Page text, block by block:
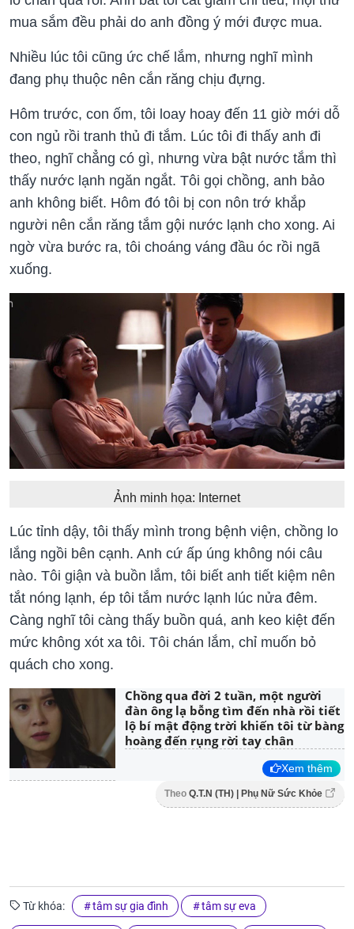
mua sắm đều phải do anh đồng ý mới được mua.
Nhiều lúc tôi cũng ức chế lắm, nhưng nghĩ mình
đang phụ thuộc nên cắn răng chịu đựng.
Hôm trước, con ốm, tôi loay hoay đến 11 giờ mới dỗ
con ngủ rồi tranh thủ đi tắm. Lúc tôi đi thấy anh đi
theo, nghĩ chẳng có gì, nhưng vừa bật nước tắm thì
thấy nước lạnh ngăn ngắt. Tôi gọi chồng, anh bảo
anh không biết. Hôm đó tôi bị con nôn trớ khắp
người nên cắn răng tắm gội nước lạnh cho xong. Ai
ngờ vừa bước ra, tôi choáng váng đầu óc rồi ngã
xuống.
Ảnh minh họa: Internet
Lúc tỉnh dậy, tôi thấy mình trong bệnh viện, chồng lo
lắng ngồi bên cạnh. Anh cứ ấp úng không nói câu
nào. Tôi giận và buồn lắm, tôi biết anh tiết kiệm nên
tắt nóng lạnh, ép tôi tắm nước lạnh lúc nửa đêm.
Càng nghĩ tôi càng thấy buồn quá, anh keo kiệt đến
mức không xót xa tôi. Tôi chán lắm, chỉ muốn bỏ
quách cho xong.
Chồng qua đời 2 tuần, một người
đàn ông lạ bỗng tìm đến nhà rồi tiết
lộ bí mật động trời khiến tôi từ bàng
hoàng đến rụng rời tay chân
Xem thêm
Theo Q.T.N (TH) | Phụ Nữ Sức Khỏe
Từ khóa: tâm sự gia đình tâm sự eva